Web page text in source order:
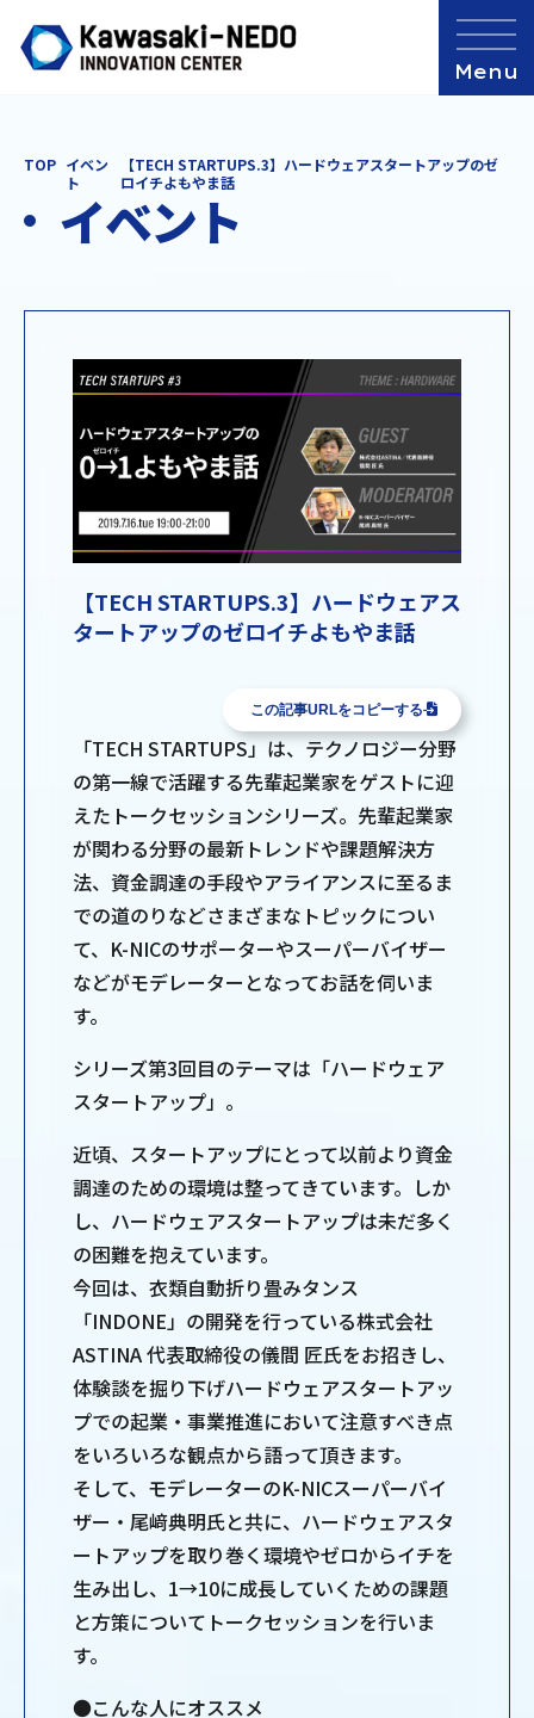
TOP イベン
ト
【TECH STARTUPS.3】ハードウェアスタートアップのゼ
ロイチよもやま話
イベント
【TECH STARTUPS.3】ハードウェアス
タートアップのゼロイチよもやま話
この記事URLをコピーする
「TECH STARTUPS」は、テクノロジー分野
の第一線で活躍する先輩起業家をゲストに迎
えたトークセッションシリーズ。先輩起業家
が関わる分野の最新トレンドや課題解決方
法、資金調達の手段やアライアンスに至るま
での道のりなどさまざまなトピックについ
て、K-NICのサポーターやスーパーバイザー
などがモデレーターとなってお話を伺いま
す。
シリーズ第3回目のテーマは「ハードウェア
スタートアップ」。
近頃、スタートアップにとって以前より資金
調達のための環境は整ってきています。しか
し、ハードウェアスタートアップは未だ多く
の困難を抱えています。
今回は、衣類自動折り畳みタンス
「INDONE」の開発を行っている株式会社
ASTINA 代表取締役の儀間 匠氏をお招きし、
体験談を掘り下げハードウェアスタートアッ
プでの起業・事業推進において注意すべき点
をいろいろな観点から語って頂きます。
そして、モデレーターのK-NICスーパーバイ
ザー・尾﨑典明氏と共に、ハードウェアスタ
ートアップを取り巻く環境やゼロからイチを
生み出し、1→10に成長していくための課題
と方策についてトークセッションを行いま
す。
●こんな人にオススメ